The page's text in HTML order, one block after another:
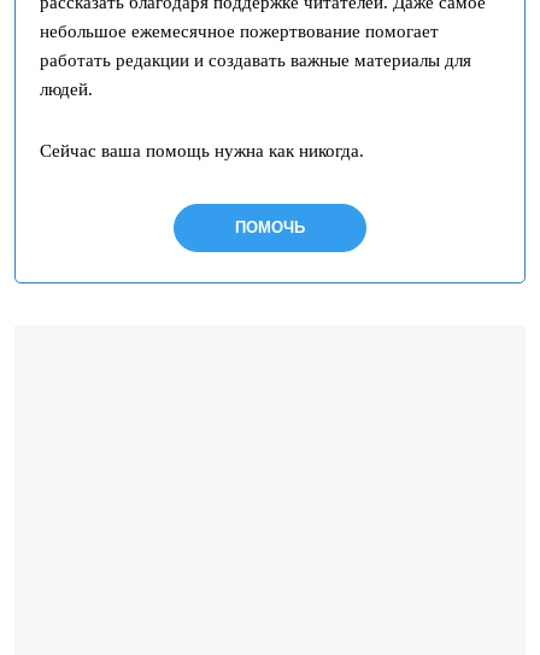
небольшое ежемесячное пожертвование помогает
работать редакции и создавать важные материалы для
людей.
Сейчас ваша помощь нужна как никогда.
ПОМОЧЬ